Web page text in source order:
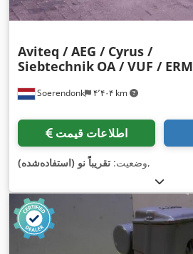
Soerendonk ۴٬۴۰۴ km
Aviteq / AEG / Cyrus /
Siebtechnik OA / VUF / ERM
اطلاعات قیمت
وضعیت: تقریباً نو (استفاده‌شده) ,